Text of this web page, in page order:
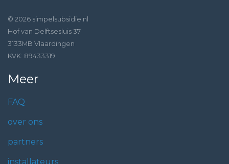
© 2026 simpelsubsidie.nl
Hof van Delftsesluis 37
3133MB Vlaardingen
KVK: 89433319
Meer
FAQ
over ons
partners
installateurs